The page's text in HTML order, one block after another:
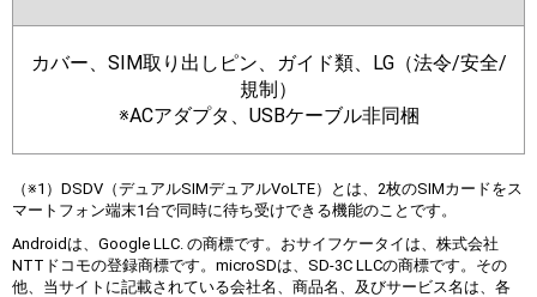
カバー、SIM取り出しピン、ガイド類、LG（法令/安全/
規制）
※ACアダプタ、USBケーブル非同梱
（※1）DSDV（デュアルSIMデュアルVoLTE）とは、2枚のSIMカードをス
マートフォン端末1台で同時に待ち受けできる機能のことです。
Androidは、Google LLC. の商標です。おサイフケータイは、株式会社
NTTドコモの登録商標です。microSDは、SD-3C LLCの商標です。その
他、当サイトに記載されている会社名、商品名、及びサービス名は、各